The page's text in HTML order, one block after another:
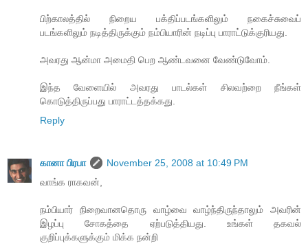
பிற்காலத்தில் நிறைய பக்திப்படங்களிலும் நகைச்சுவைப்
படங்களிலும் நடித்திருக்கும் நம்பியாரின் நடிப்பு பாராட்டுக்குரியது.
அவரது ஆன்மா அமைதி பெற ஆண்டவனை வேண்டுவோம்.
இந்த வேளையில் அவரது பாடல்கள் சிலவற்றை நீங்கள்
கொடுத்திருப்பது பாராட்டத்தக்கது.
Reply
கானா பிரபா
November 25, 2008 at 10:49 PM
வாங்க ராகவன்,
நம்பியார் நிறைவானதொரு வாழ்வை வாழ்ந்திருந்தாலும் அவரின்
இழப்பு சோகத்தை ஏற்படுத்தியது. உங்கள் தகவல்
குறிப்புக்களுக்கும் மிக்க நன்றி